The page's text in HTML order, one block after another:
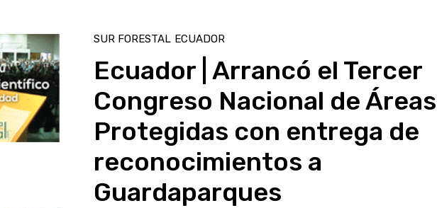
SUR FORESTAL ECUADOR
Ecuador | Arrancó el Tercer
Congreso Nacional de Áreas
Protegidas con entrega de
reconocimientos a
Guardaparques